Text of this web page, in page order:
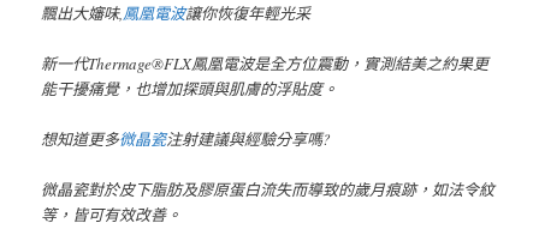
飄出大嬸味,鳳凰電波讓你恢復年輕光采
新一代Thermage®FLX鳳凰電波是全方位震動，實測結美之約果更
能干擾痛覺，也增加探頭與肌膚的浮貼度。
想知道更多微晶瓷注射建議與經驗分享嗎?
微晶瓷對於皮下脂肪及膠原蛋白流失而導致的歲月痕跡，如法令紋
等，皆可有效改善。